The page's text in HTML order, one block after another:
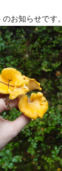
お知らせです。